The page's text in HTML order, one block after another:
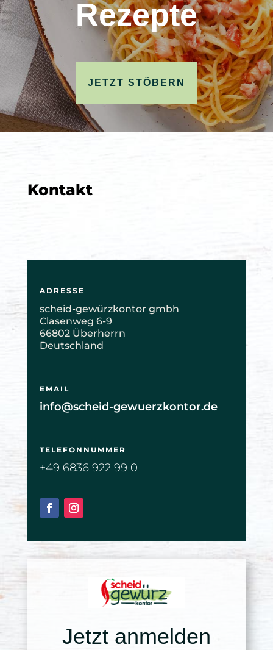
Rezepte
JETZT STÖBERN
Kontakt
ADRESSE
scheid-gewürzkontor gmbh
Clasenweg 6-9
66802 Überherrn
Deutschland
EMAIL
info@scheid-gewuerzkontor.de
TELEFONNUMMER
+49 6836 922 99 0
Jetzt anmelden